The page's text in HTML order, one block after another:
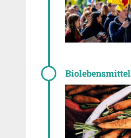
Biolebensmittel